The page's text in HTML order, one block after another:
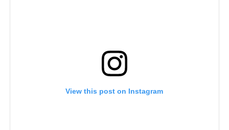
View this post on Instagram